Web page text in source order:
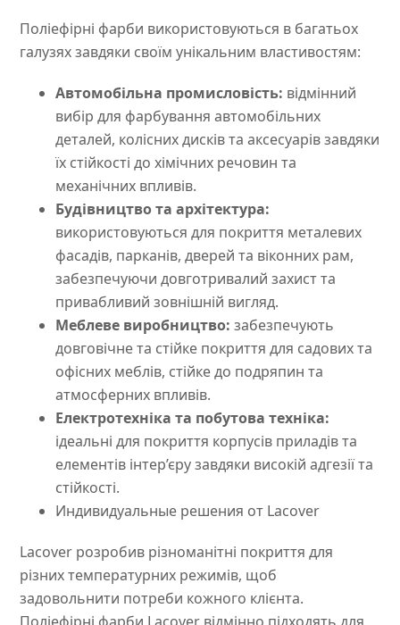
Поліефірні фарби використовуються в багатьох
галузях завдяки своїм унікальним властивостям:
Автомобільна промисловість: відмінний
вибір для фарбування автомобільних
деталей, колісних дисків та аксесуарів завдяки
їх стійкості до хімічних речовин та
механічних впливів.
Будівництво та архітектура:
використовуються для покриття металевих
фасадів, парканів, дверей та віконних рам,
забезпечуючи довготривалий захист та
привабливий зовнішній вигляд.
Меблеве виробництво: забезпечують
довговічне та стійке покриття для садових та
офісних меблів, стійке до подряпин та
атмосферних впливів.
Електротехніка та побутова техніка:
ідеальні для покриття корпусів приладів та
елементів інтер’єру завдяки високій адгезії та
стійкості.
Индивидуальные решения от Lacover
Lacover розробив різноманітні покриття для
різних температурних режимів, щоб
задовольнити потреби кожного клієнта.